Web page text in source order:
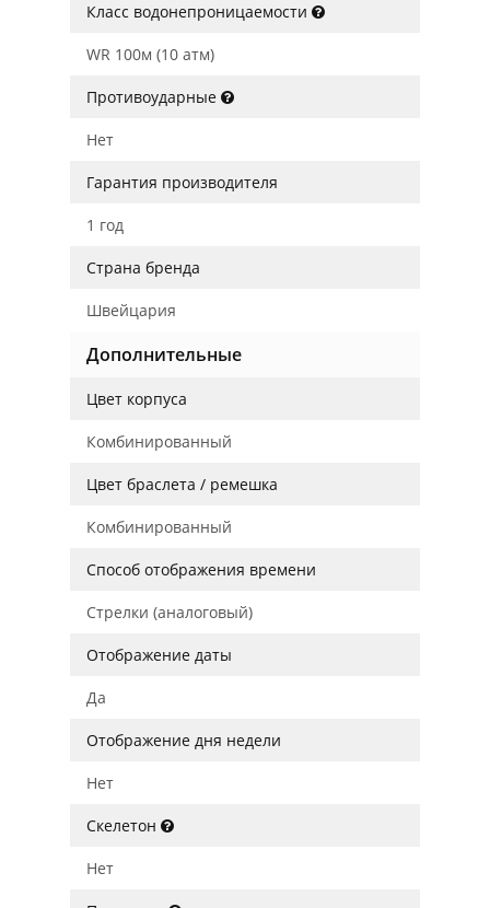
Класс водонепроницаемости
WR 100м (10 атм)
Противоударные
Нет
Гарантия производителя
1 год
Страна бренда
Швейцария
Дополнительные
Цвет корпуса
Комбинированный
Цвет браслета / ремешка
Комбинированный
Способ отображения времени
Стрелки (аналоговый)
Отображение даты
Да
Отображение дня недели
Нет
Скелетон
Нет